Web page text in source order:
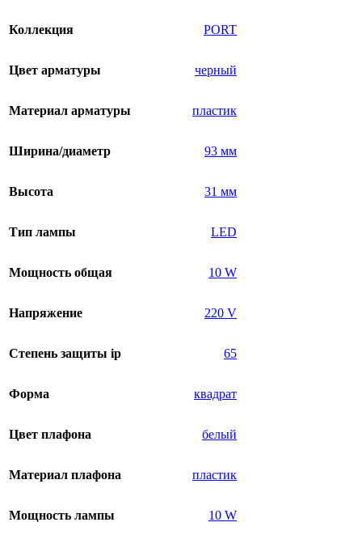
Коллекция PORT
Цвет арматуры черный
Материал арматуры пластик
Ширина/диаметр 93 мм
Высота 31 мм
Тип лампы LED
Мощность общая 10 W
Напряжение 220 V
Степень защиты ip 65
Форма квадрат
Цвет плафона белый
Материал плафона пластик
Мощность лампы 10 W